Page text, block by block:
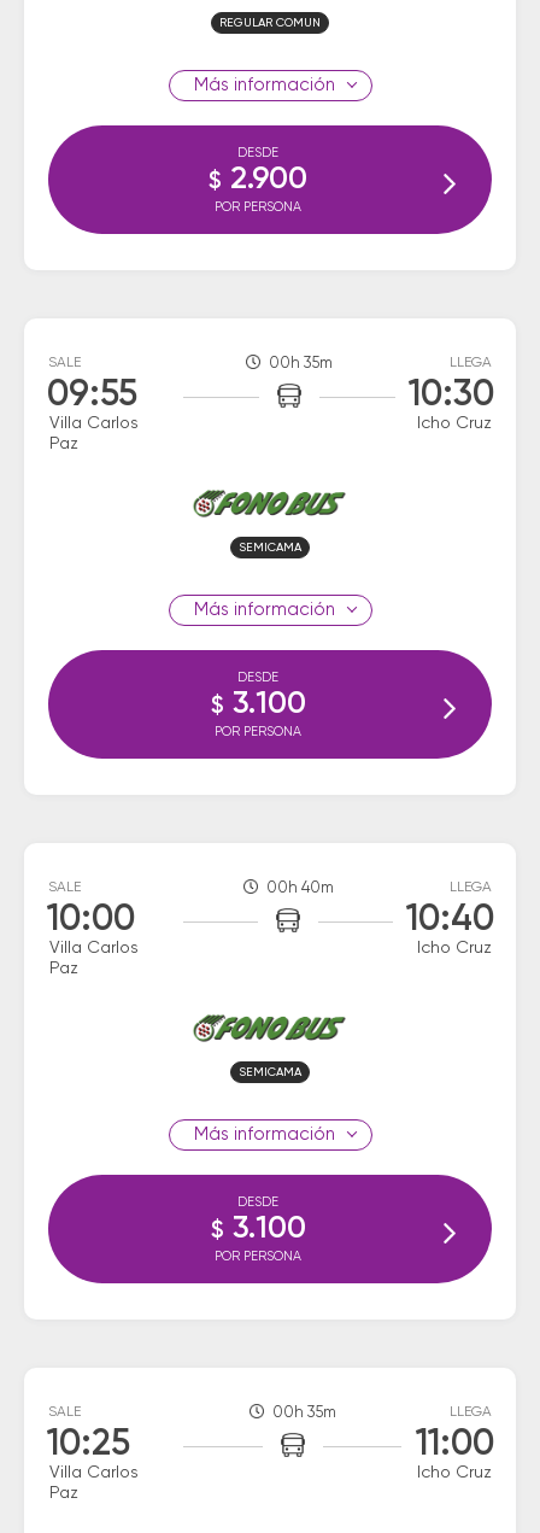
REGULAR COMUN
información
DESDE
$ 2.900
POR PERSONA
SALE
09:55
Villa Carlos
Paz
00h 35m LLEGA
10:30
Icho Cruz
SEMICAMA
información
DESDE
$ 3.100
POR PERSONA
SALE
10:00
Villa Carlos
Paz
00h 40m LLEGA
10:40
Icho Cruz
SEMICAMA
información
DESDE
$ 3.100
POR PERSONA
SALE
10:25
Villa Carlos
Paz
00h 35m LLEGA
11:00
Icho Cruz